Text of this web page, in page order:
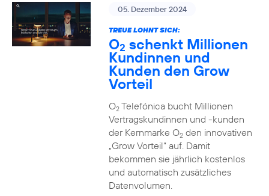
05. Dezember 2024
TREUE LOHNT SICH:
O2 schenkt Millionen
Kundinnen und
Kunden den Grow
Vorteil
O2Telefónica bucht Millionen
Vertragskundinnen und -kunden
der Kernmarke O2den innovativen
„Grow Vorteil“ auf. Damit
bekommen sie jährlich kostenlos
und automatisch zusätzliches
Datenvolumen.